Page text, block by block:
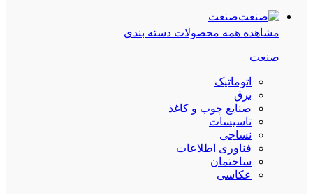
صنعت
مشاهده همه محصولات دسته بندی
صنعت
اتوماتیک
برق
صنایع چوب و کاغذ
تاسیسات
نساجی
فناوری اطلاعات
ساختمان
عکاسی